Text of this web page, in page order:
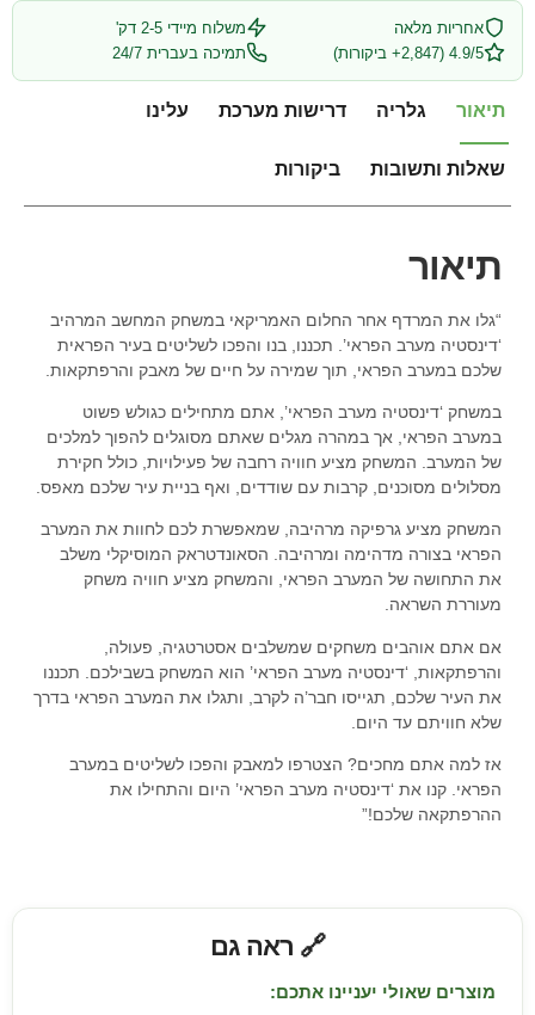
אחריות מלאה
משלוח מיידי 2-5 דק'
4.9/5 (2,847+ ביקורות)
תמיכה בעברית 24/7
תיאור גלריה דרישות מערכת עלינו
שאלות ותשובות ביקורות
תיאור
“גלו את המרדף אחר החלום האמריקאי במשחק המחשב המרהיב
‘דינסטיה מערב הפראי’. תכננו, בנו והפכו לשליטים בעיר הפראית
שלכם במערב הפראי, תוך שמירה על חיים של מאבק והרפתקאות.
במשחק ‘דינסטיה מערב הפראי’, אתם מתחילים כגולש פשוט
במערב הפראי, אך במהרה מגלים שאתם מסוגלים להפוך למלכים
של המערב. המשחק מציע חוויה רחבה של פעילויות, כולל חקירת
מסלולים מסוכנים, קרבות עם שודדים, ואף בניית עיר שלכם מאפס.
המשחק מציע גרפיקה מרהיבה, שמאפשרת לכם לחוות את המערב
הפראי בצורה מדהימה ומרהיבה. הסאונדטראק המוסיקלי משלב
את התחושה של המערב הפראי, והמשחק מציע חוויה משחק
מעוררת השראה.
אם אתם אוהבים משחקים שמשלבים אסטרטגיה, פעולה,
והרפתקאות, ‘דינסטיה מערב הפראי’ הוא המשחק בשבילכם. תכננו
את העיר שלכם, תגייסו חבר’ה לקרב, ותגלו את המערב הפראי בדרך
שלא חוויתם עד היום.
אז למה אתם מחכים? הצטרפו למאבק והפכו לשליטים במערב
הפראי. קנו את ‘דינסטיה מערב הפראי’ היום והתחילו את
ההרפתקאה שלכם!”
🔗 ראה גם
מוצרים שאולי יעניינו אתכם: